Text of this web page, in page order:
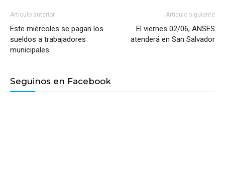
Artículo anterior
Este miércoles se pagan los
sueldos a trabajadores
municipales
Artículo siguiente
El viernes 02/06, ANSES
atenderá en San Salvador
Seguinos en Facebook